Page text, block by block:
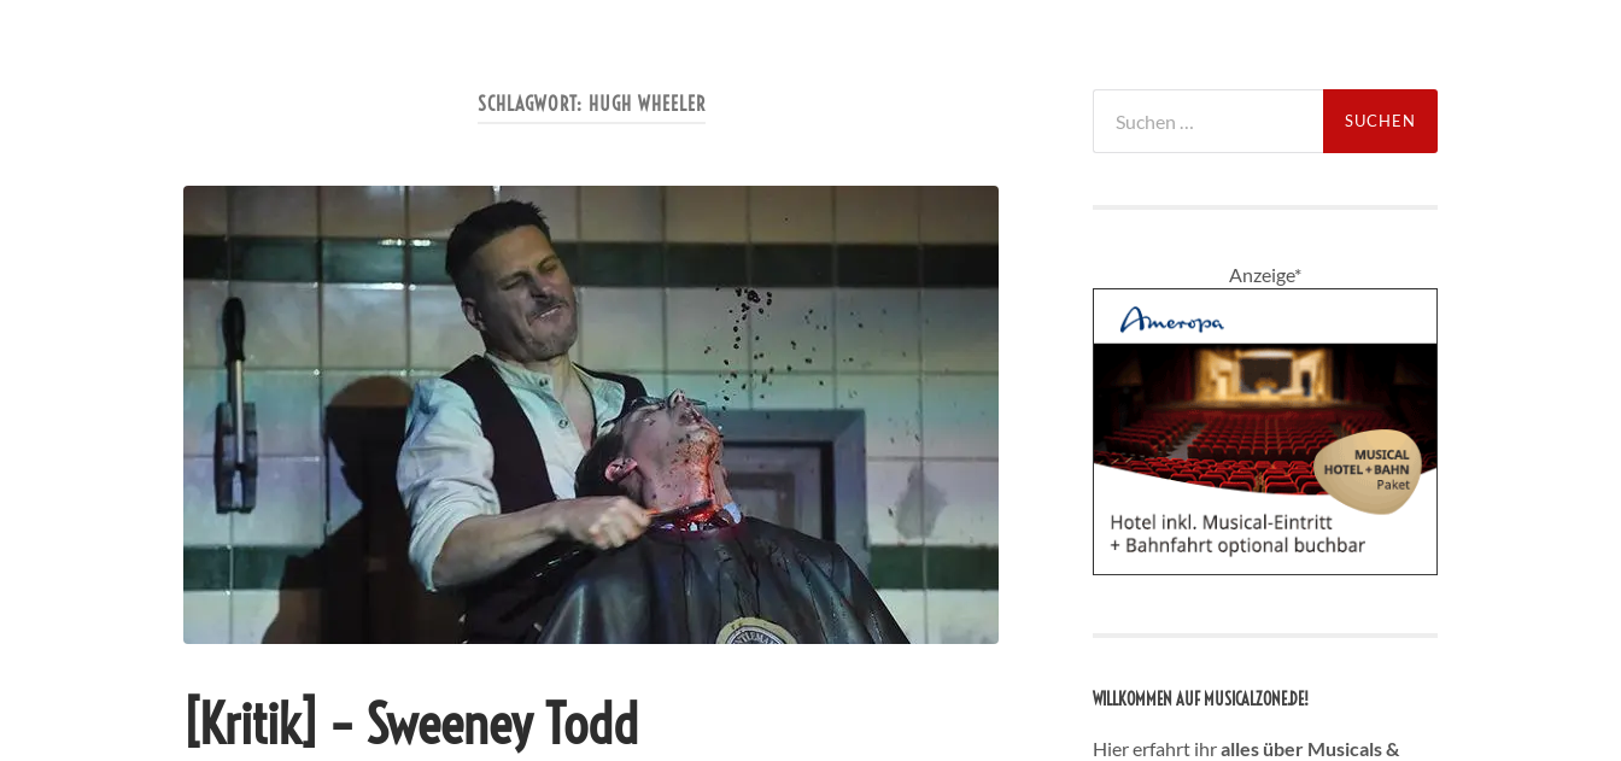
SCHLAGWORT: HUGH WHEELER
[Kritik] – Sweeney Todd
nach:
Anzeige*
WILLKOMMEN AUF MUSICALZONE.DE!
Hier erfahrt ihralles über Musicals &